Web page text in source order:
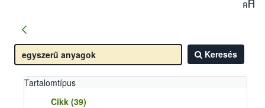
Keresés
Tartalomtípus
Cikk (39)